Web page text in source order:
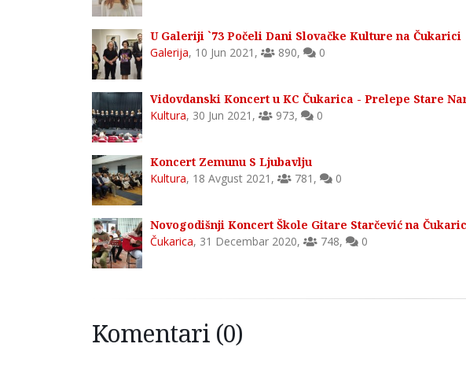
U Galeriji `73 Počeli Dani Slovačke Kulture na Čukarici
Galerija, 10 Jun 2021 , 890, 0
Vidovdanski Koncert u KC Čukarica - Prelepe Stare
Kultura, 30 Jun 2021 , 973, 0
Koncert Zemunu S Ljubavlju
Kultura, 18 Avgust 2021 , 781 , 0
Novogodišnji Koncert Škole Gitare Starčević na
Čukarica, 31 Decembar 2020, 748, 0
Komentari (0)